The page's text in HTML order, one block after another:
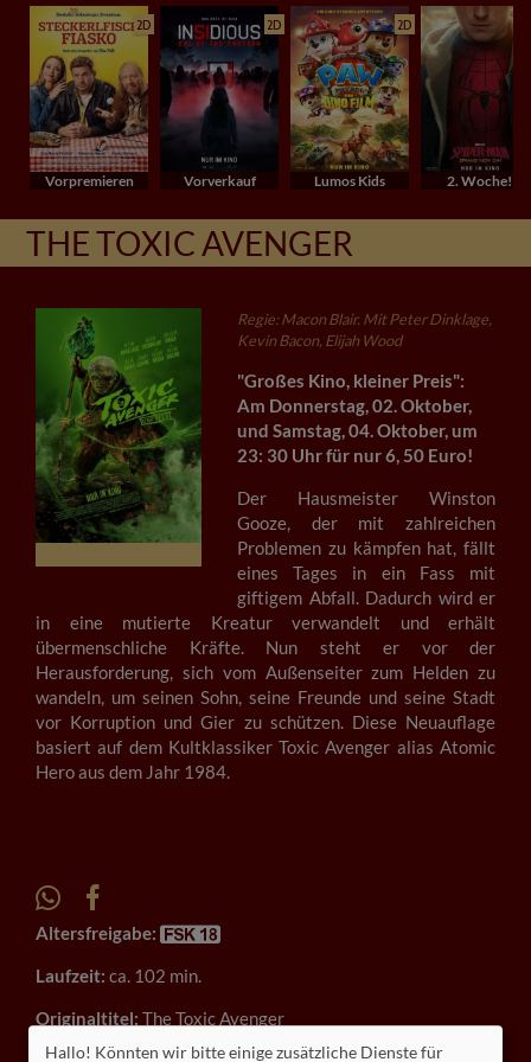
2D
Vorpremieren
2D
Vorverkauf
2D
Lumos Kids 2. Woche!
THE TOXIC AVENGER
Regie: Macon Blair. Mit Peter Dinklage,
Kevin Bacon, Elijah Wood
"Großes Kino, kleiner Preis":
Am Donnerstag, 02. Oktober,
und Samstag, 04. Oktober, um
23: 30 Uhr für nur 6, 50 Euro!
Der Hausmeister Winston
Gooze, der mit zahlreichen
Problemen zu kämpfen hat, fällt
eines Tages in ein Fass mit
giftigem Abfall. Dadurch wird er
in eine mutierte Kreatur verwandelt und erhält
übermenschliche Kräfte. Nun steht er vor der
Herausforderung, sich vom Außenseiter zum Helden zu
wandeln, um seinen Sohn, seine Freunde und seine Stadt
vor Korruption und Gier zu schützen. Diese Neuauflage
basiert auf dem Kultklassiker Toxic Avenger alias Atomic
Hero aus dem Jahr 1984.
Altersfreigabe:
Laufzeit: ca. 102 min.
Originaltitel: The Toxic Avenger
Hallo! Könnten wir bitte einige zusätzliche Dienste für